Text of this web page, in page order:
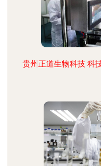
贵州正道生物科技 科